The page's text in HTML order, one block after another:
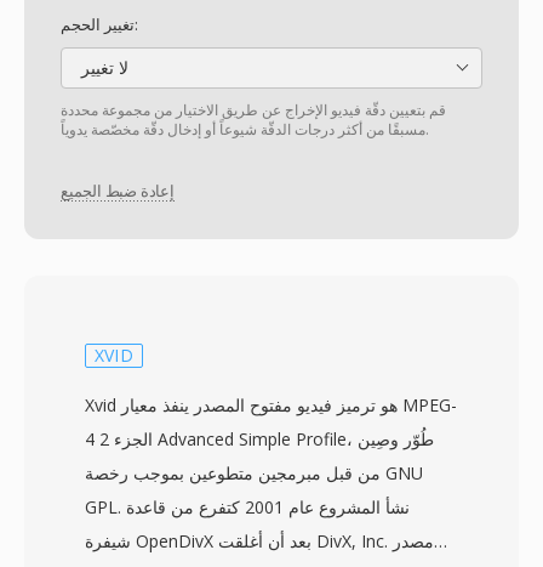
تغيير الحجم:
لا تغيير
قم بتعيين دقّة فيديو الإخراج عن طريق الاختيار من مجموعة محددة
مسبقًا من أكثر درجات الدقّة شيوعاً أو إدخال دقّة مخصّصة يدوياً.
إعادة ضبط الجميع
XVID
Xvid هو ترميز فيديو مفتوح المصدر ينفذ معيار MPEG-
4 الجزء 2 Advanced Simple Profile، طُوّر وصِين
من قبل مبرمجين متطوعين بموجب رخصة GNU
GPL. نشأ المشروع عام 2001 كتفرع من قاعدة
شيفرة OpenDivX بعد أن أغلقت DivX, Inc. مصدر